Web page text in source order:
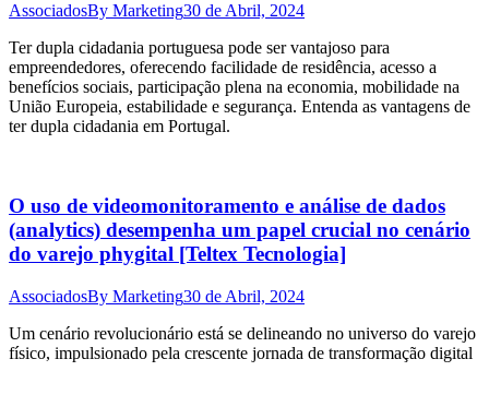
AssociadosBy Marketing30 de Abril, 2024
Ter dupla cidadania portuguesa pode ser vantajoso para
empreendedores, oferecendo facilidade de residência, acesso a
benefícios sociais, participação plena na economia, mobilidade na
União Europeia, estabilidade e segurança. Entenda as vantagens de
ter dupla cidadania em Portugal.
O uso de videomonitoramento e análise de dados
(analytics) desempenha um papel crucial no cenário
do varejo phygital [Teltex Tecnologia]
AssociadosBy Marketing30 de Abril, 2024
Um cenário revolucionário está se delineando no universo do varejo
físico, impulsionado pela crescente jornada de transformação digital